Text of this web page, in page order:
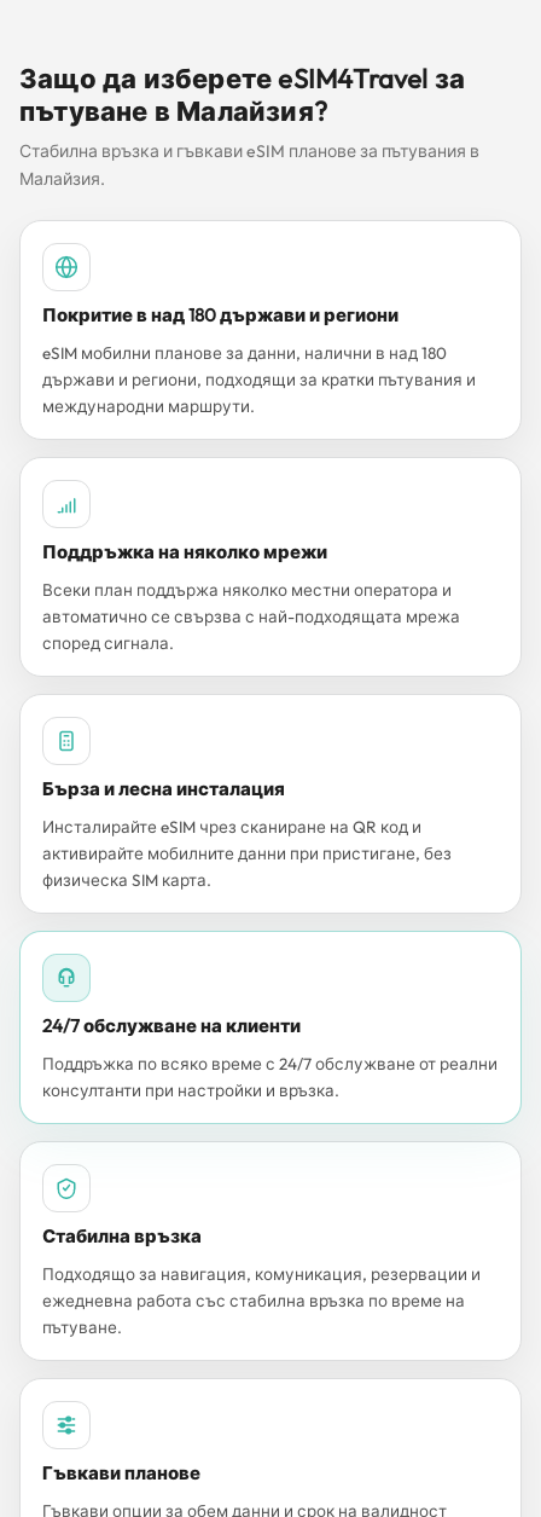
Защо да изберете eSIM4Travel за
пътуване в Малайзия?
Стабилна връзка и гъвкави eSIM планове за пътувания в
Малайзия.
Покритие в над 180 държави и региони
eSIM мобилни планове за данни, налични в над 180
държави и региони, подходящи за кратки пътувания и
международни маршрути.
Поддръжка на няколко мрежи
Всеки план поддържа няколко местни оператора и
автоматично се свързва с най-подходящата мрежа
според сигнала.
Бърза и лесна инсталация
Инсталирайте eSIM чрез сканиране на QR код и
активирайте мобилните данни при пристигане, без
физическа SIM карта.
24/7 обслужване на клиенти
Поддръжка по всяко време с 24/7 обслужване от реални
консултанти при настройки и връзка.
Стабилна връзка
Подходящо за навигация, комуникация, резервации и
ежедневна работа със стабилна връзка по време на
пътуване.
Гъвкави планове
Гъвкави опции за обем данни и срок на валидност